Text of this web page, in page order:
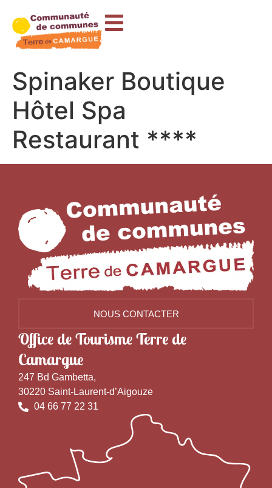
principal
Spinaker Boutique
Hôtel Spa
Restaurant ****
NOUS CONTACTER
Office de Tourisme Terre de
Camargue
247 Bd Gambetta,
30220 Saint-Laurent-d’Aigouze
04 66 77 22 31